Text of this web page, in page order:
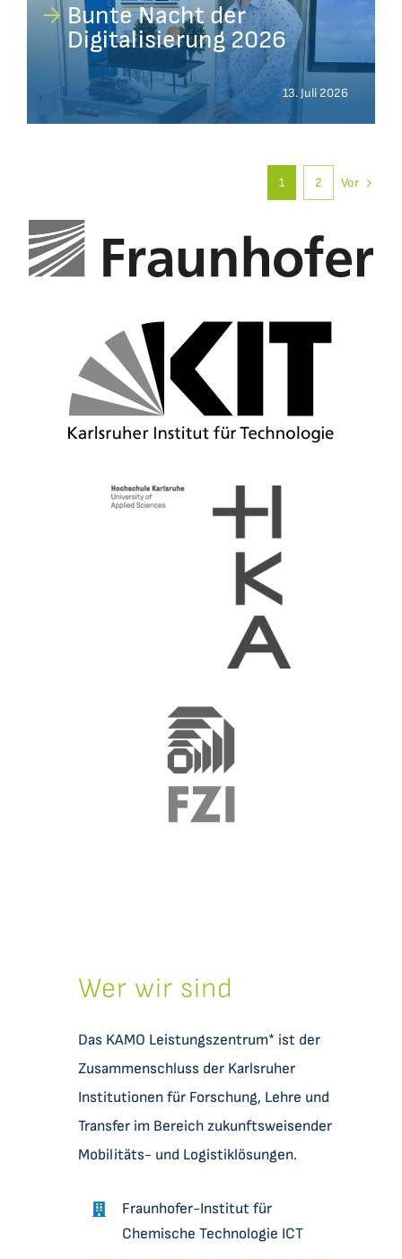
Bunte Nacht der
Digitalisierung 2026
13. Juli 2026
1 2 Vor
Wer wir sind
Das KAMO Leistungszentrum* ist der
Zusammenschluss der Karlsruher
Institutionen für Forschung, Lehre und
Transfer im Bereich zukunftsweisender
Mobilitäts- und Logistiklösungen.
Fraunhofer-Institut für
Chemische Technologie ICT